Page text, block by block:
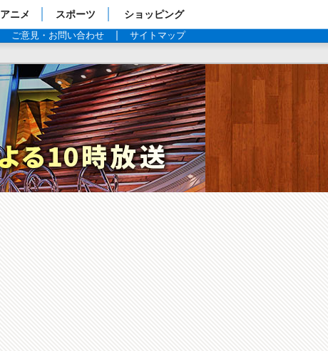
アニメ スポーツ ショッピング
ご意見・お問い合わせ サイトマップ